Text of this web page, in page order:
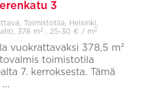
3
Toimistotila, Helsinki,
378 m2 , 25-30 € / m2
vuokrattavaksi 378,5 m²
toimistotila
7. kerroksesta. Tämä